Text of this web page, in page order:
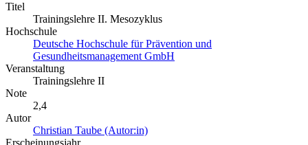
Titel
Trainingslehre II. Mesozyklus
Hochschule
Deutsche Hochschule für Prävention und
Gesundheitsmanagement GmbH
Veranstaltung
Trainingslehre II
Note
2,4
Autor
Christian Taube (Autor:in)